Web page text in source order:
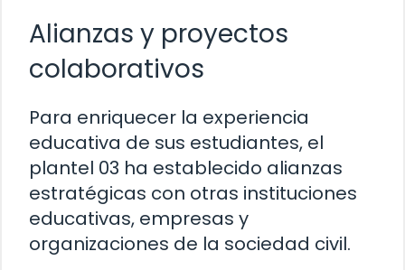
Alianzas y proyectos
colaborativos
Para enriquecer la experiencia
educativa de sus estudiantes, el
plantel 03 ha establecido alianzas
estratégicas con otras instituciones
educativas, empresas y
organizaciones de la sociedad civil.